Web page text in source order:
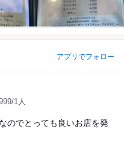
アプリでフォロー
1人
のでとっても良いお店を発